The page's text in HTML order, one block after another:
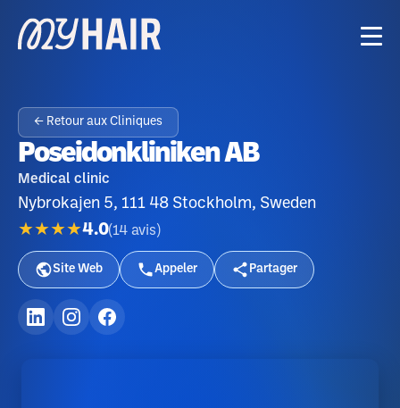
← Retour aux Cliniques
Poseidonkliniken AB
Medical clinic
Nybrokajen 5, 111 48 Stockholm, Sweden
★★★★4.0(14 avis )
Site Web Appeler Partager